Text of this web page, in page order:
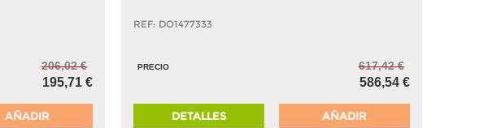
206,02 €
195,71 €
AÑADIR
REF: DO1477333
PRECIO 617,42 €
586,54 €
DETALLES AÑADIR